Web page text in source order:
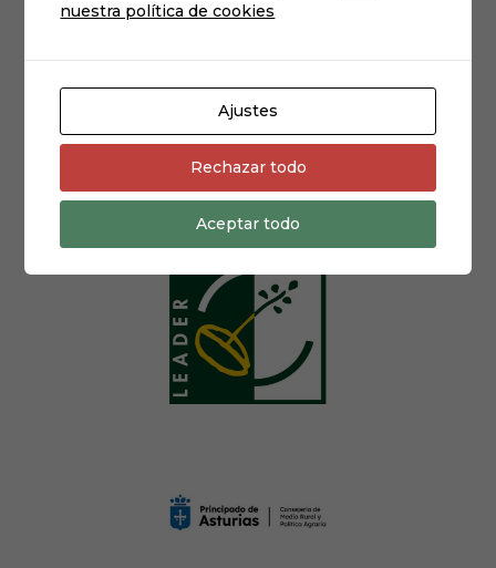
nuestra política de cookies
Ajustes
Rechazar todo
Aceptar todo